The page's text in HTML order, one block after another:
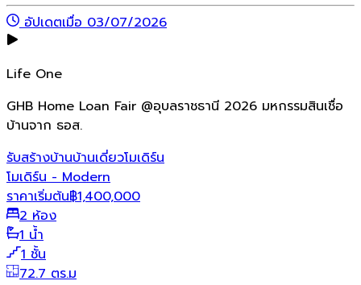
อัปเดตเมื่อ 03/07/2026
Life One
GHB Home Loan Fair @อุบลราชธานี 2026 มหกรรมสินเชื่อ
บ้านจาก ธอส.
รับสร้างบ้านบ้านเดี่ยวโมเดิร์น
โมเดิร์น - Modern
ราคาเริ่มต้น฿1,400,000
2 ห้อง
1 น้ำ
1 ชั้น
72.7 ตร.ม